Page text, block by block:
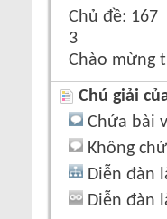
Chủ đề 167
3
Chào mừng
Chú giải
Chứa bài
Không
Diễn đàn
Diễn đàn